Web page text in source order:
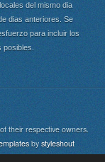
del mismo dia
dias anteriores. Se
para incluir los
their respective owners.
by styleshout